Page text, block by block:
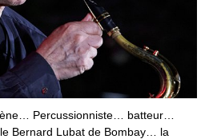
Percussionniste… batteur…
Bernard Lubat de Bombay… la